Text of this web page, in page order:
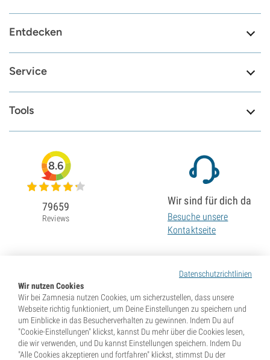
Entdecken
Service
Tools
Datenschutzrichtlinien
Wir nutzen Cookies
Wir bei Zamnesia nutzen Cookies, um sicherzustellen, dass unsere
Webseite richtig funktioniert, um Deine Einstellungen zu speichern und
um Einblicke in das Besucherverhalten zu gewinnen. Indem Du auf
"Cookie-Einstellungen" klickst, kannst Du mehr über die Cookies lesen,
die wir verwenden, und Du kannst Einstellungen speichern. Indem Du
"Alle Cookies akzeptieren und fortfahren" klickst, stimmst Du der
8.6
79659
Reviews
Wir sind für dich da
Besuche unsere
Kontaktseite